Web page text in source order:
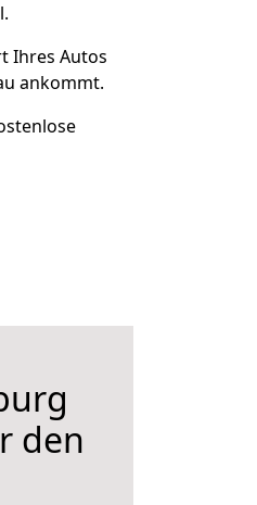
Ihres Autos
ankommt.
den